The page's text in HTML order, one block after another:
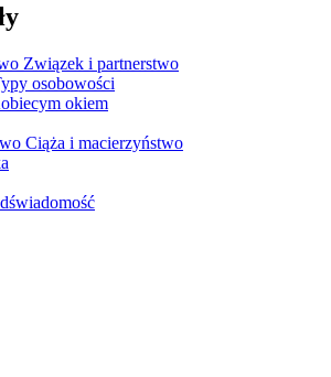
Związek i partnerstwo
osobowości
okiem
Ciąża i macierzyństwo